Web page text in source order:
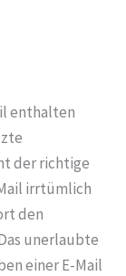
enthalten
der richtige
irrtümlich
den
unerlaubte
einer E-Mail